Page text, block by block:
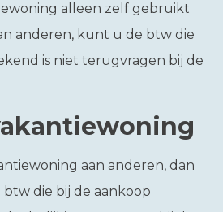
alleen zelf gebruikt
anderen, kunt u de btw die
is niet terugvragen bij de
aan anderen, dan
die bij de aankoop